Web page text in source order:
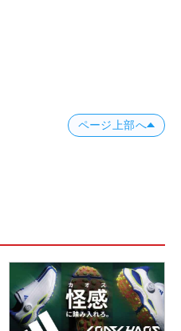
ページ上部へ